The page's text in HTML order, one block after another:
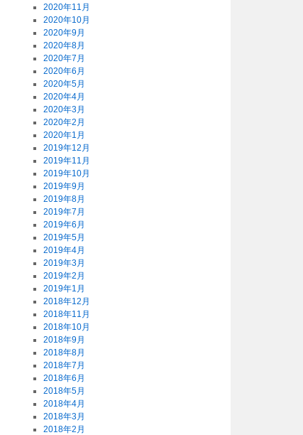
2020年11月
2020年10月
2020年9月
2020年8月
2020年7月
2020年6月
2020年5月
2020年4月
2020年3月
2020年2月
2020年1月
2019年12月
2019年11月
2019年10月
2019年9月
2019年8月
2019年7月
2019年6月
2019年5月
2019年4月
2019年3月
2019年2月
2019年1月
2018年12月
2018年11月
2018年10月
2018年9月
2018年8月
2018年7月
2018年6月
2018年5月
2018年4月
2018年3月
2018年2月